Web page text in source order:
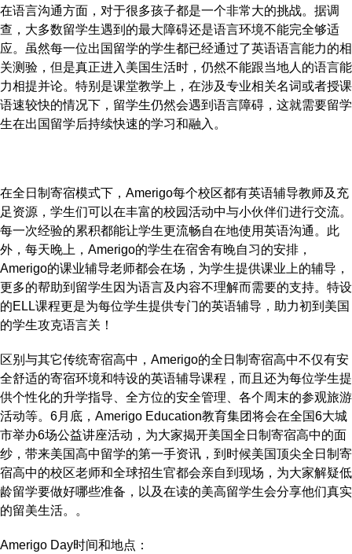
在语言沟通方面，对于很多孩子都是一个非常大的挑战。据调
查，大多数留学生遇到的最大障碍还是语言环境不能完全够适
应。虽然每一位出国留学的学生都已经通过了英语语言能力的相
关测验，但是真正进入美国生活时，仍然不能跟当地人的语言能
力相提并论。特别是课堂教学上，在涉及专业相关名词或者授课
语速较快的情况下，留学生仍然会遇到语言障碍，这就需要留学
生在出国留学后持续快速的学习和融入。
在全日制寄宿模式下，Amerigo每个校区都有英语辅导教师及充
足资源，学生们可以在丰富的校园活动中与小伙伴们进行交流。
每一次经验的累积都能让学生更流畅自在地使用英语沟通。此
外，每天晚上，Amerigo的学生在宿舍有晚自习的安排，
Amerigo的课业辅导老师都会在场，为学生提供课业上的辅导，
更多的帮助到留学生因为语言及内容不理解而需要的支持。特设
的ELL课程更是为每位学生提供专门的英语辅导，助力初到美国
的学生攻克语言关！
区别与其它传统寄宿高中，Amerigo的全日制寄宿高中不仅有安
全舒适的寄宿环境和特设的英语辅导课程，而且还为每位学生提
供个性化的升学指导、全方位的安全管理、各个周末的参观旅游
活动等。6月底，Amerigo Education教育集团将会在全国6大城
市举办6场公益讲座活动，为大家揭开美国全日制寄宿高中的面
纱，带来美国高中留学的第一手资讯，到时候美国顶尖全日制寄
宿高中的校区老师和全球招生官都会亲自到现场，为大家解疑低
龄留学要做好哪些准备，以及在读的美高留学生会分享他们真实
的留美生活。。
Amerigo Day时间和地点：